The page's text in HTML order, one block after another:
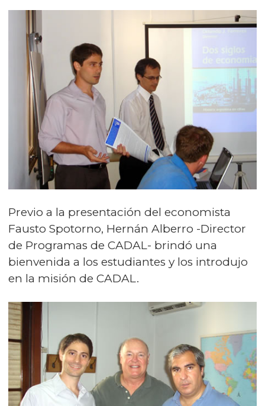
Previo a la presentación del economista
Fausto Spotorno, Hernán Alberro -Director
de Programas de CADAL- brindó una
bienvenida a los estudiantes y los introdujo
en la misión de CADAL.